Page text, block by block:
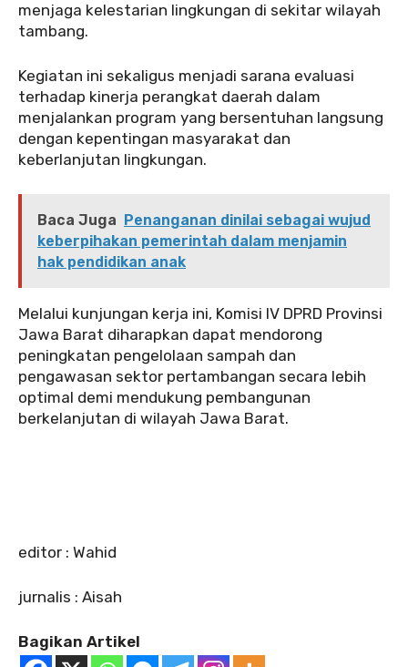
menjaga kelestarian lingkungan di sekitar wilayah
tambang.
‎Kegiatan ini sekaligus menjadi sarana evaluasi
terhadap kinerja perangkat daerah dalam
menjalankan program yang bersentuhan langsung
dengan kepentingan masyarakat dan
keberlanjutan lingkungan.
Baca Juga Penanganan dinilai sebagai wujud
keberpihakan pemerintah dalam menjamin
hak pendidikan anak
‎‎Melalui kunjungan kerja ini, Komisi IV DPRD Provinsi
Jawa Barat diharapkan dapat mendorong
peningkatan pengelolaan sampah dan
pengawasan sektor pertambangan secara lebih
optimal demi mendukung pembangunan
berkelanjutan di wilayah Jawa Barat.
‎editor : Wahid
‎jurnalis : Aisah
Bagikan Artikel